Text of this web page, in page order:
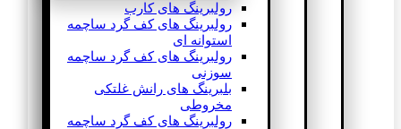
رولبرینگ های کارب
رولبرینگ های کف گرد ساچمه
استوانه ای
رولبرینگ های کف گرد ساچمه
سوزنی
بلبرینگ های رانش غلتکی
مخروطی
رولبرینگ های کف گرد ساچمه